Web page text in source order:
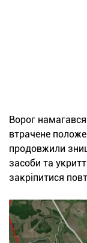
Ворог
втрачене
продовжили
засоби та
закріпитися